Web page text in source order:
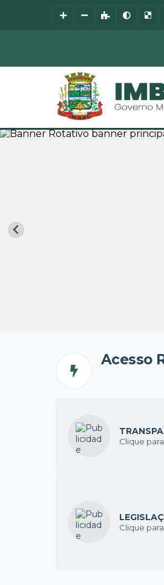
Acesso
Clique
Clique